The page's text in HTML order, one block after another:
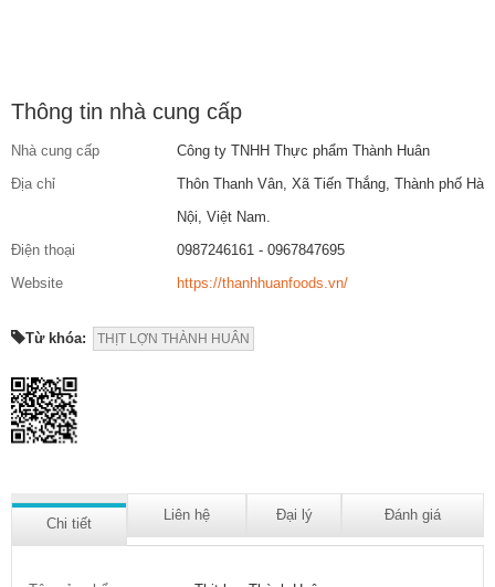
Thông tin nhà cung cấp
Nhà cung cấp
Công ty TNHH Thực phẩm Thành Huân
Địa chỉ
Thôn Thanh Vân, Xã Tiến Thắng, Thành phố Hà
Nội, Việt Nam.
Điện thoại
0987246161 - 0967847695
Website
https://thanhhuanfoods.vn/
Từ khóa: THỊT LỢN THÀNH HUÂN
Chi tiết
Liên hệ Đại lý Đánh giá